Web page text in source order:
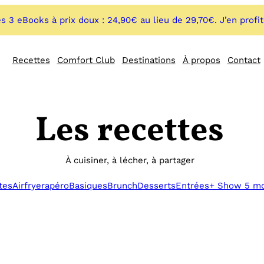
3 eBooks à prix doux : 24,90€ au lieu de 29,70€. J’en
Recettes Comfort Club Destinations À propos Contact
Les recettes
À cuisiner, à lécher, à partager
AirfryerapéroBasiquesBrunchDessertsEntrées+ Show 5